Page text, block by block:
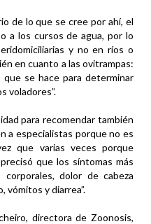
de lo que se cree por ahí, el
a los cursos de agua, por lo
y no en ríos o
en cuanto a las ovitrampas:
que se hace para determinar
voladores”.
para recomendar también
a especialistas porque no es
que varias veces porque
que los síntomas más
dolor de cabeza
vómitos y diarrea”.
directora de Zoonosis,